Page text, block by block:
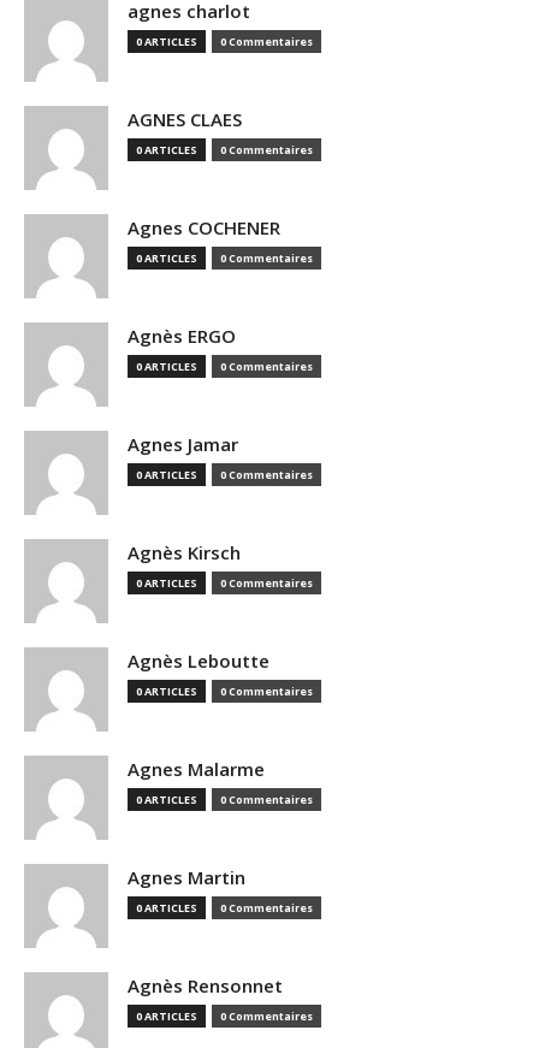
agnes charlot
0 ARTICLES 0 Commentaires
AGNES CLAES
0 ARTICLES 0 Commentaires
Agnes COCHENER
0 ARTICLES 0 Commentaires
Agnès ERGO
0 ARTICLES 0 Commentaires
Agnes Jamar
0 ARTICLES 0 Commentaires
Agnès Kirsch
0 ARTICLES 0 Commentaires
Agnès Leboutte
0 ARTICLES 0 Commentaires
Agnes Malarme
0 ARTICLES 0 Commentaires
Agnes Martin
0 ARTICLES 0 Commentaires
Agnès Rensonnet
0 ARTICLES 0 Commentaires